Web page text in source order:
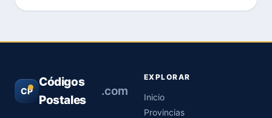
CP
Códigos
Postales
.com
EXPLORAR
Inicio
Provincias